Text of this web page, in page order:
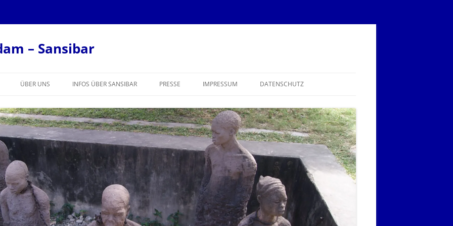
– Sansibar
ÜBER UNS INFOS ÜBER SANSIBAR PRESSE IMPRESSUM DATENSCHUTZ